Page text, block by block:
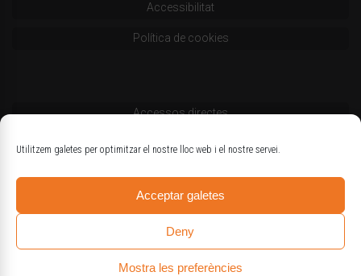
Utilitzem galetes per optimitzar el nostre lloc web i el nostre servei.
Acceptar galetes
Deny
Mostra les preferències
Accessibilitat
Política de cookies
Accessos directes
Codi deontològic
Logotips oficials